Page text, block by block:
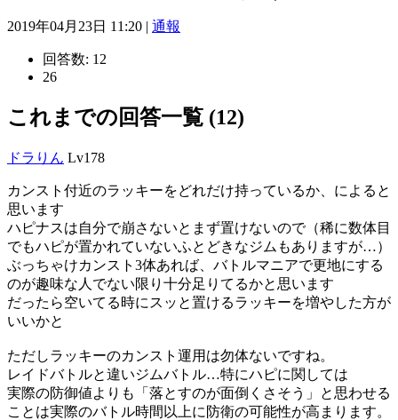
2019年04月23日 11:20 | 通報
回答数: 12
26
これまでの回答一覧 (12)
ドラりん Lv178
カンスト付近のラッキーをどれだけ持っているか、によると
思います
ハピナスは自分で崩さないとまず置けないので（稀に数体目
でもハピが置かれていないふとどきなジムもありますが…）
ぶっちゃけカンスト3体あれば、バトルマニアで更地にする
のが趣味な人でない限り十分足りてるかと思います
だったら空いてる時にスッと置けるラッキーを増やした方が
いいかと
ただしラッキーのカンスト運用は勿体ないですね。
レイドバトルと違いジムバトル…特にハピに関しては
実際の防御値よりも「落とすのが面倒くさそう」と思わせる
ことは実際のバトル時間以上に防衛の可能性が高まります。